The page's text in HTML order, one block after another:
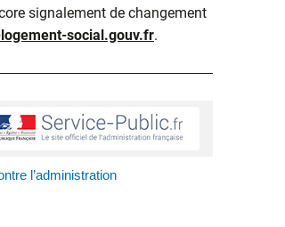
signalement de changement
social.gouv.fr.
l’administration